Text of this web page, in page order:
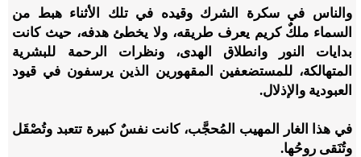
والناس في سكرة الشرك وقيده في تلك الأثناء هبط من
السماء ملكٌ كريم يعرف طريقه، ولا يخطئ هدفه، حيث كانت
بدايات النور وانطلاق الهدى، ونظرات الرحمة للبشرية
المتهالكة، للمستضعفين المقهورين الذين يرسفون في قيود
العبودية والإذلال.
في هذا الغار المهيب المُحجَّب، كانت نفسٌ كبيرة تتعبد وتُصْقَل
وتُنَقى روحُها.